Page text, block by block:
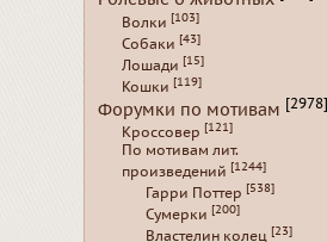
Волки [103]
Собаки [43]
Лошади [15]
Кошки [119]
Форумки по мотивам [2978]
Кроссовер [121]
По мотивам лит.
произведений [1244]
Гарри Поттер [538]
Сумерки [200]
Властелин колец [23]